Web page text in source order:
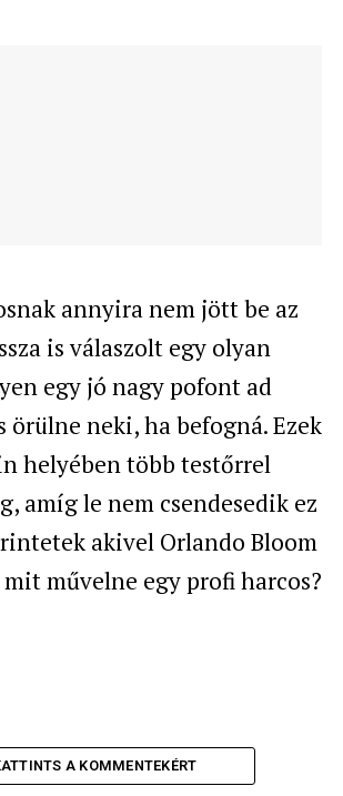
annyira nem jött be az
is válaszolt egy olyan
egy jó nagy pofont ad
örülne neki, ha befogná. Ezek
helyében több testőrrel
amíg le nem csendesedik ez
akivel Orlando Bloom
művelne egy profi harcos?
A KOMMENTEKÉRT